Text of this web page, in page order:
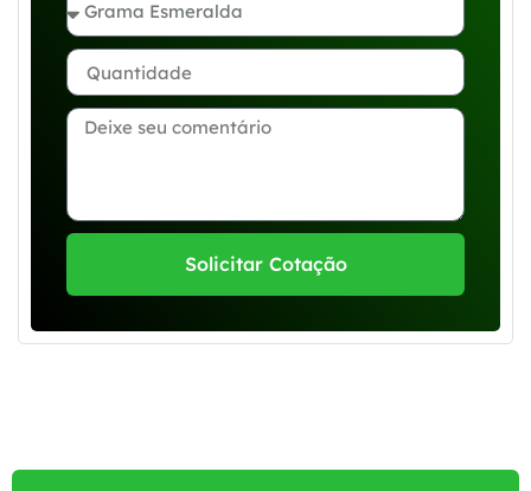
Solicitar Cotação